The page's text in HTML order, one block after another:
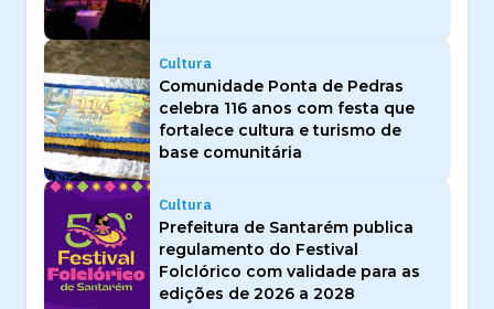
Cultura
Comunidade Ponta de Pedras
celebra 116 anos com festa que
fortalece cultura e turismo de
base comunitária
Cultura
Prefeitura de Santarém publica
regulamento do Festival
Folclórico com validade para as
edições de 2026 a 2028